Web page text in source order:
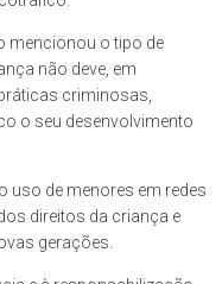
mencionou o tipo de
não deve, em
criminosas,
o seu desenvolvimento
uso de menores em redes
direitos da criança e
gerações.